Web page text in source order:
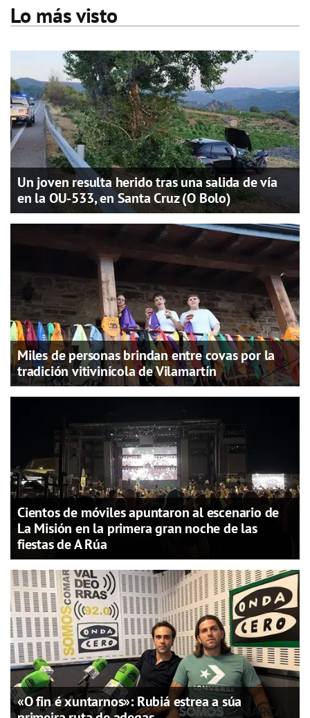
Lo más visto
Un joven resulta herido tras una salida de vía
en la OU-533, en Santa Cruz (O Bolo)
Miles de personas brindan entre covas por la
tradición vitivinícola de Vilamartín
Cientos de móviles apuntaron al escenario de
La Misión en la primera gran noche de las
fiestas de A Rúa
«O fin é xuntarnos»: Rubiá estrea a súa